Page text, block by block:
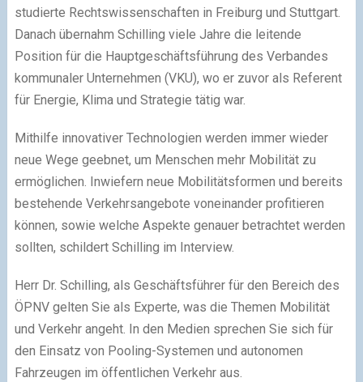
studierte Rechtswissenschaften in Freiburg und Stuttgart.
Danach übernahm Schilling viele Jahre die leitende
Position für die Hauptgeschäftsführung des Verbandes
kommunaler Unternehmen (VKU), wo er zuvor als Referent
für Energie, Klima und Strategie tätig war.
Mithilfe innovativer Technologien werden immer wieder
neue Wege geebnet, um Menschen mehr Mobilität zu
ermöglichen. Inwiefern neue Mobilitätsformen und bereits
bestehende Verkehrsangebote voneinander profitieren
können, sowie welche Aspekte genauer betrachtet werden
sollten, schildert Schilling im Interview.
Herr Dr. Schilling, als Geschäftsführer für den Bereich des
ÖPNV gelten Sie als Experte, was die Themen Mobilität
und Verkehr angeht. In den Medien sprechen Sie sich für
den Einsatz von Pooling-Systemen und autonomen
Fahrzeugen im öffentlichen Verkehr aus.